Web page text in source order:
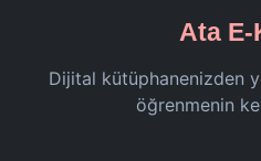
Ata
Dijital kütüphanenizden
öğrenmenin